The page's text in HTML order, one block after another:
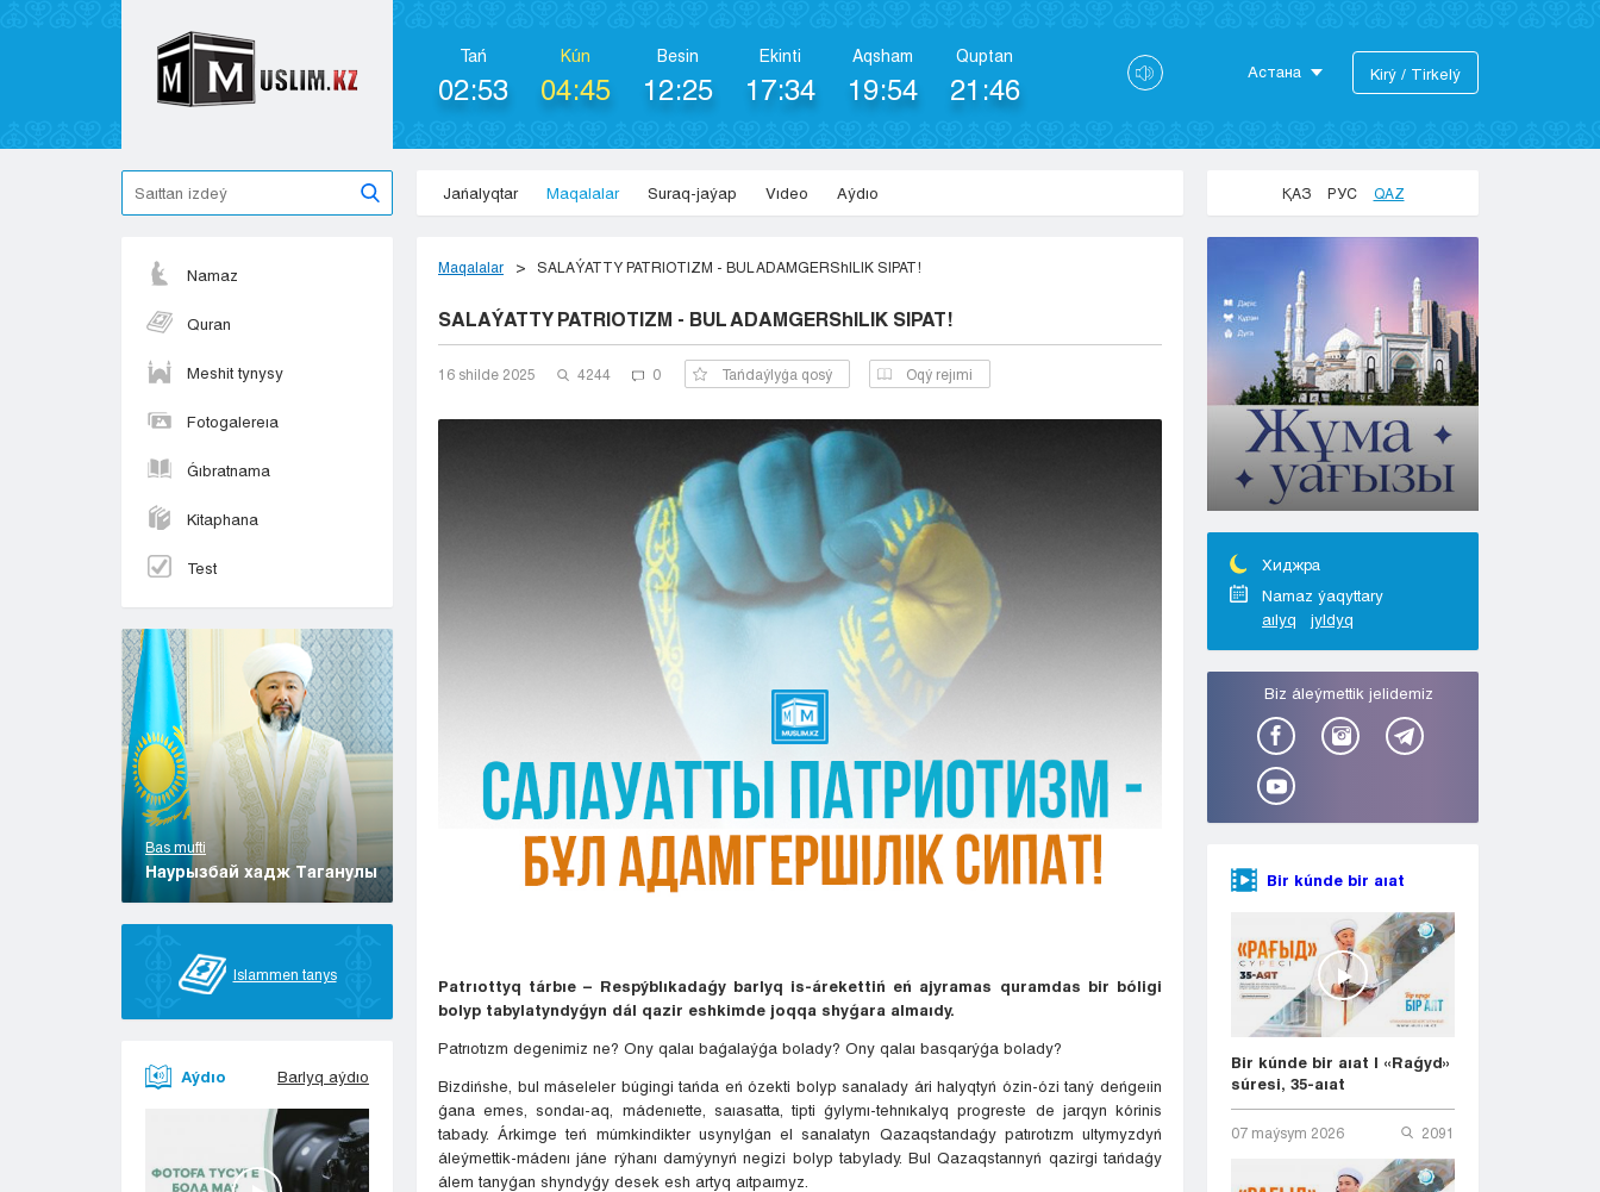
Tań
02:53
Kún
04:45
Besіn
12:25
Ekіntі
17:34
Aqsham
19:54
Quptan
21:46 Астана
Aktobe
Jezkazgan
Karaganda
Kokshetaý
Kostanaı
Kyzylorda
Pavlodar
Petropavlovsk
Semeı
Taldykorgan
Taraz
Týrkestan
Ýralsk
Ýst-Kamenogorsk
Shymkent
Kіrý / Tіrkelý
Jańalyqtar Maqalalar Suraq-jaýap Vıdeo Aýdıo ҚАЗ РУС QAZ
Namaz
Quran
Meshit tynysy
Fotogalereıa
Ǵıbratnama
Kitaphana
Test
Bas mufti
Наурызбай хадж Таганулы
Islammen tanys
Aýdıo Barlyq aýdıo
Maqalalar SALAÝATTY PATRIOTIZM - BUL ADAMGERShILIK SIPAT!
SALAÝATTY PATRIOTIZM - BUL ADAMGERShILIK SIPAT!
16 shіlde 2025 4244 0 Tańdaýlyǵa qosý Оqý rejımi
Patrıottyq tárbıe – Respýblıkadaǵy barlyq is-árekettiń eń ajyramas quramdas bir bóligi
bolyp tabylatyndyǵyn dál qazir eshkimde joqqa shyǵara almaıdy.
Patrıotızm degenimiz ne? Ony qalaı baǵalaýǵa bolady? Ony qalaı basqarýǵa bolady?
Bizdińshe, bul máseleler búgingi tańda eń ózekti bolyp sanalady ári halyqtyń ózin-ózi taný deńgeıin
ǵana emes, sondaı-aq, mádenıette, saıasatta, tipti ǵylymı-tehnıkalyq progreste de jarqyn kórinis
tabady. Árkimge teń múmkindikter usynylǵan el sanalatyn Qazaqstandaǵy patırotızm ultymyzdyń
áleýmettik-mádenı jáne rýhanı damýynyń negizi bolyp tabylady. Bul Qazaqstannyń qazirgi tańdaǵy
álem tanyǵan shyndyǵy desek esh artyq aıtpaımyz.
Хиджра
Namaz ýaqyttary
aılyq
jyldyq
Bіz áleýmettіk jelіdemіz
Bir kúnde bir aıat
Bir kúnde bir aıat | «Raǵyd»
súresi, 35-aıat
07 maýsym 2026 2091